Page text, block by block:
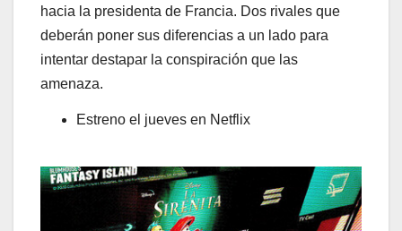
hacia la presidenta de Francia. Dos rivales que
deberán poner sus diferencias a un lado para
intentar destapar la conspiración que las
amenaza.
Estreno el jueves en Netflix